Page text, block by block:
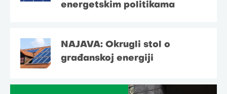
energetskim politikama
NAJAVA: Okrugli stol o
građanskoj energiji